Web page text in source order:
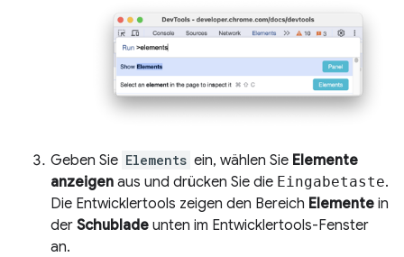
Geben Sie Elements ein, wählen Sie Elemente
anzeigen aus und drücken Sie die Eingabetaste.
Die Entwicklertools zeigen den Bereich Elemente in
der Schublade unten im Entwicklertools-Fenster
an.